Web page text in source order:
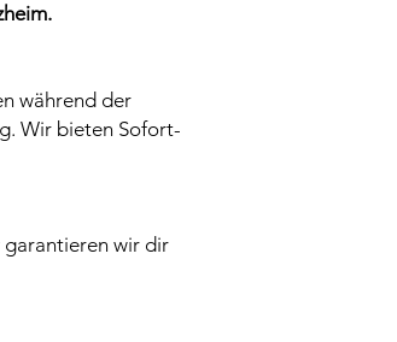
während der
Wir bieten Sofort-
garantieren wir dir